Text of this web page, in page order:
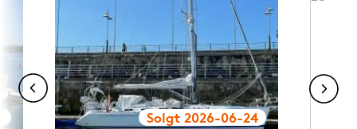
Solgt 2026-06-24